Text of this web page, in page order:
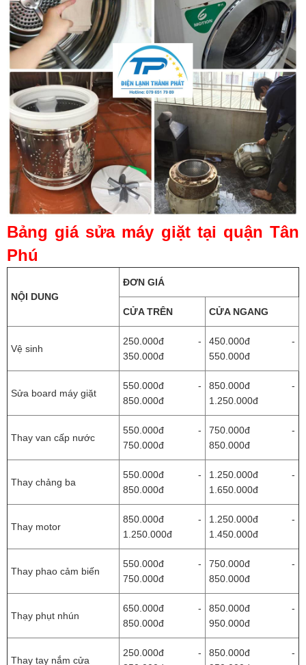
Bảng giá sửa máy giặt tại quận Tân
Phú
NỘI DUNG
ĐƠN GIÁ
CỬA TRÊN CỬA NGANG
Vệ sinh
250.000đ -
350.000đ
450.000đ -
550.000đ
Sửa board máy giặt
550.000đ -
850.000đ
850.000đ -
1.250.000đ
Thay van cấp nước
550.000đ -
750.000đ
750.000đ -
850.000đ
Thay chảng ba
550.000đ -
850.000đ
1.250.000đ -
1.650.000đ
Thay motor
850.000đ -
1.250.000đ
1.250.000đ -
1.450.000đ
Thay phao cảm biến
550.000đ -
750.000đ
750.000đ -
850.000đ
Thạy phụt nhún
650.000đ -
850.000đ
850.000đ -
950.000đ
Thay tay nắm cửa
250.000đ -
850.000đ -